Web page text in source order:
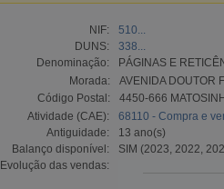
NIF:
510...
DUNS:
338...
Denominação:
PÁGINAS E
Morada:
AVENIDA DOUTOR
Código Postal:
4450-666
Atividade (CAE):
68110 - Compra e
Antiguidade:
13 ano(s)
Balanço disponível:
SIM (2023, 2022,
Evolução das vendas: